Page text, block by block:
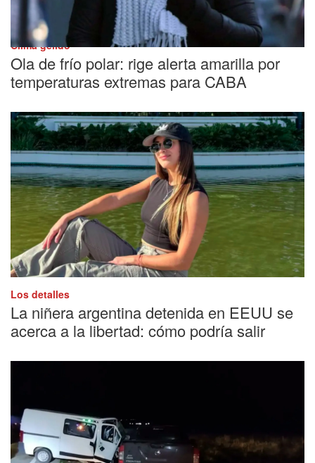
Clima gélido
Ola de frío polar: rige alerta amarilla por
temperaturas extremas para CABA
Los detalles
La niñera argentina detenida en EEUU se
acerca a la libertad: cómo podría salir